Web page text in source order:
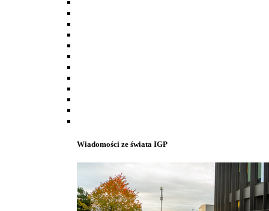
Wiadomości ze świata IGP